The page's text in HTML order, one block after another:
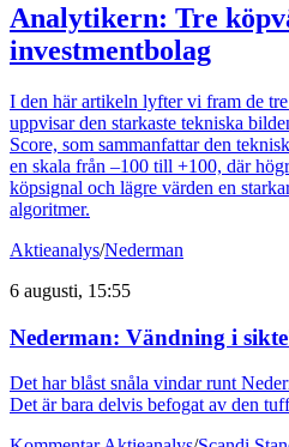
Analytikern: Tre
investmentbolag
I den här artikeln lyfter vi fram de
uppvisar den starkaste tekniska
Score, som sammanfattar den
en skala från –100 till +100, där
köpsignal och lägre värden en
algoritmer.
Aktieanalys/Nederman
6 augusti, 15:55
Nederman: Vändning i
Det har blåst snåla vindar runt
Det är bara delvis befogat av den